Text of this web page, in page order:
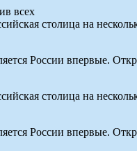
столица на
России впервые.
столица на
России впервые.